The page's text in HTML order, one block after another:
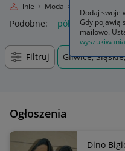
Lokalnie Moda
Podobne: półbuty
Filtruj Gliwice,
Ogłoszenia
Dino
Dodaj swoje
Gdy pojawią
mailowo.